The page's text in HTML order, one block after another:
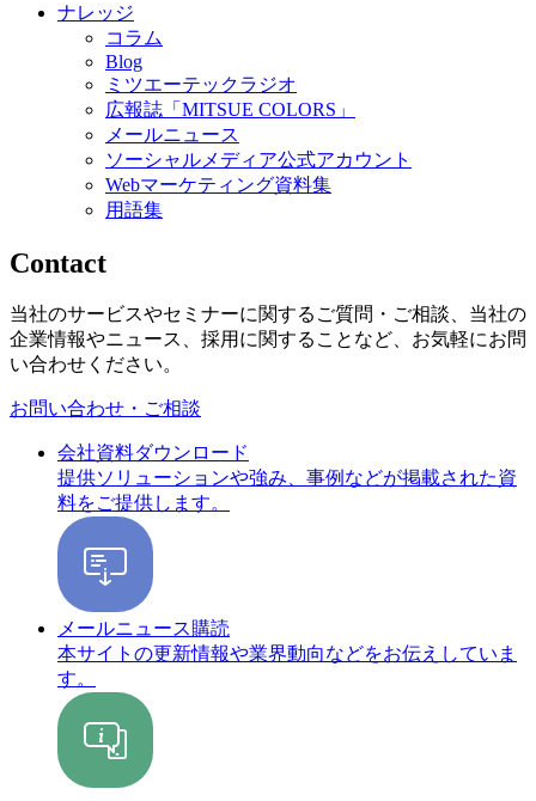
ナレッジ
コラム
Blog
ミツエーテックラジオ
広報誌「MITSUE COLORS」
メールニュース
ソーシャルメディア公式アカウント
Webマーケティング資料集
用語集
Contact
当社のサービスやセミナーに関するご質問・ご相談、当社の
企業情報やニュース、採用に関することなど、お気軽にお問
い合わせください。
お問い合わせ・ご相談
会社資料ダウンロード
提供ソリューションや強み、事例などが掲載された資
料をご提供します。
メールニュース購読
本サイトの更新情報や業界動向などをお伝えしていま
す。